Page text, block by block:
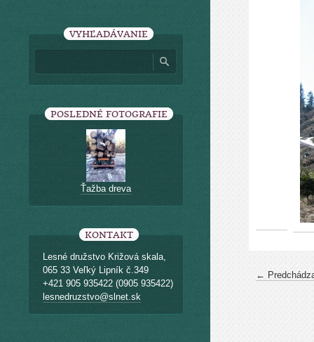
←
VYHĽADÁVANIE
POSLEDNÉ FOTOGRAFIE
Ťažba dreva
KONTAKT
Lesné družstvo Križová skala,
065 33 Veľký Lipník č.349
+421 905 935422 (0905 935422)
lesnedruzstvo@slnet.sk